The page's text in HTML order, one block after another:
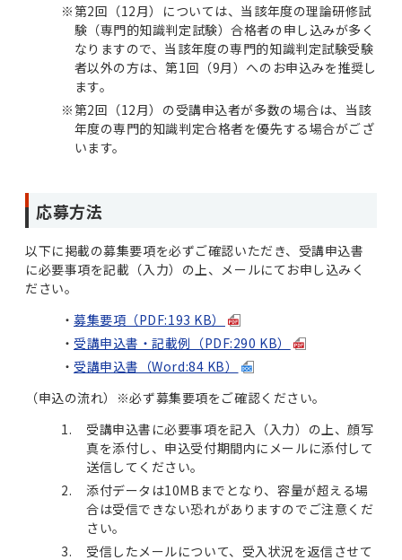
※第2回（12月）については、当該年度の理論研修試
験（専門的知識判定試験）合格者の申し込みが多く
なりますので、当該年度の専門的知識判定試験受験
者以外の方は、第1回（9月）へのお申込みを推奨し
ます。
※第2回（12月）の受講申込者が多数の場合は、当該
年度の専門的知識判定合格者を優先する場合がござ
います。
応募方法
以下に掲載の募集要項を必ずご確認いただき、受講申込書
に必要事項を記載（入力）の上、メールにてお申し込みく
ださい。
募集要項（PDF:193 KB）
受講申込書・記載例（PDF:290 KB）
受講申込書（Word:84 KB）
（申込の流れ）※必ず募集要項をご確認ください。
受講申込書に必要事項を記入（入力）の上、顔写
真を添付し、申込受付期間内にメールに添付して
送信してください。
添付データは10MBまでとなり、容量が超える場
合は受信できない恐れがありますのでご注意くだ
さい。
受信したメールについて、受入状況を返信させて